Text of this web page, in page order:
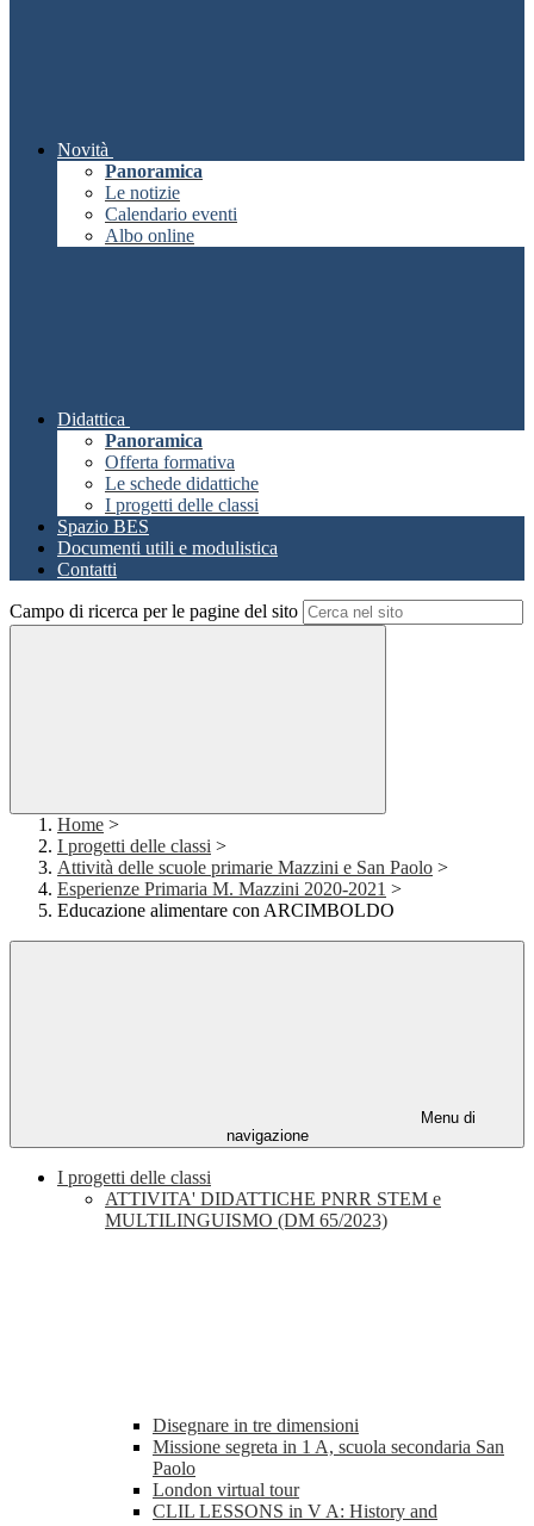
Novità
Panoramica
Le notizie
Calendario eventi
Albo online
Didattica
Panoramica
Offerta formativa
Le schede didattiche
I progetti delle classi
Spazio BES
Documenti utili e modulistica
Contatti
Campo di ricerca per le pagine del sito
Home >
I progetti delle classi >
Attività delle scuole primarie Mazzini e San Paolo >
Esperienze Primaria M. Mazzini 2020-2021 >
Educazione alimentare con ARCIMBOLDO
Menu di
navigazione
I progetti delle classi
ATTIVITA' DIDATTICHE PNRR STEM e
MULTILINGUISMO (DM 65/2023)
Disegnare in tre dimensioni
Missione segreta in 1 A, scuola secondaria San
Paolo
London virtual tour
CLIL LESSONS in V A: History and